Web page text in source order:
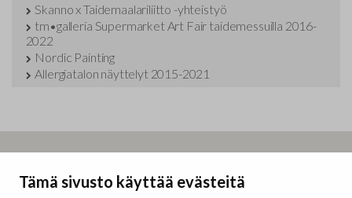
Tämä sivusto käyttää evästeitä
Skanno x Taidemaalariliitto -yhteistyö
tm•galleria Supermarket Art Fair taidemessuilla 2016-
2022
Nordic Painting
Allergiatalon näyttelyt 2015-2021
Erottajankatu 9 B